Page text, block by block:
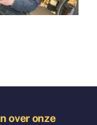
over onze